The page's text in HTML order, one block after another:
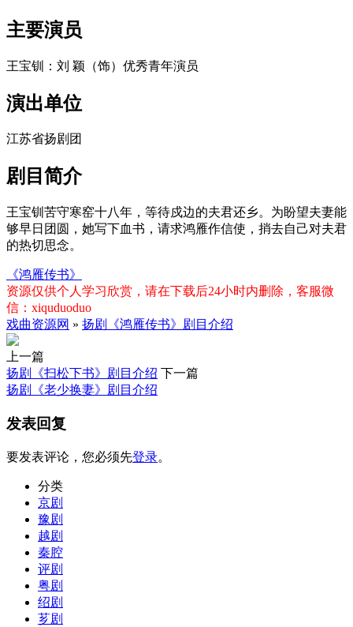
主要演员
王宝钏：刘 颖（饰）优秀青年演员
演出单位
江苏省扬剧团
剧目简介
王宝钏苦守寒窑十八年，等待戍边的夫君还乡。为盼望夫妻能
够早日团圆，她写下血书，请求鸿雁作信使，捎去自己对夫君
的热切思念。
《鸿雁传书》
资源仅供个人学习欣赏，请在下载后24小时内删除，客服微
信：xiquduoduo
戏曲资源网 » 扬剧《鸿雁传书》剧目介绍
上一篇
扬剧《扫松下书》剧目介绍 下一篇
扬剧《老少换妻》剧目介绍
发表回复
要发表评论，您必须先登录。
分类
京剧
豫剧
越剧
秦腔
评剧
粤剧
绍剧
芗剧